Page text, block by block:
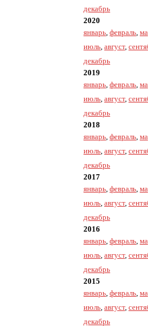
декабрь
2020
январь,февраль,
июль,август,
декабрь
2019
январь,февраль,
июль,август,
декабрь
2018
январь,февраль,
июль,август,
декабрь
2017
январь,февраль,
июль,август,
декабрь
2016
январь,февраль,
июль,август,
декабрь
2015
январь,февраль,
июль,август,
декабрь